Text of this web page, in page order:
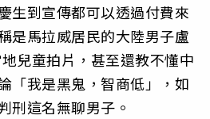
生到宣傳都可以透過付費來
是馬拉威居民的大陸男子盧
兒童拍片，甚至還教不懂中
「我是黑鬼，智商低」，如
刑這名無聊男子。